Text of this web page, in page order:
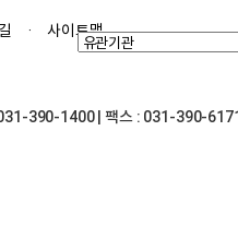
사이트맵
390-1400 | 팩스 : 031-390-